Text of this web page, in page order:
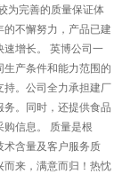
为完善的质量保证体
不懈努力，产品已建
增长。 英博公司一
产条件和能力范围的
。公司全力承担建厂
。同时，还提供食品
信息。 质量是根
含量及客户服务质
来，满意而归！热忱